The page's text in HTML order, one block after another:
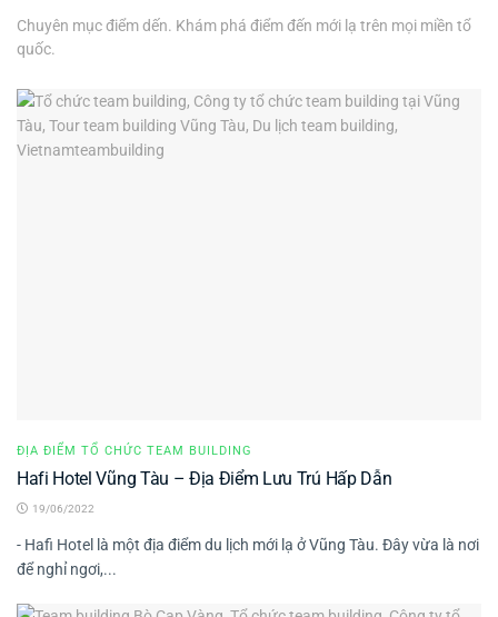
Chuyên mục điểm dến. Khám phá điểm đến mới lạ trên mọi miền tổ
quốc.
ĐỊA ĐIỂM TỔ CHỨC TEAM BUILDING
Hafi Hotel Vũng Tàu – Địa Điểm Lưu Trú Hấp Dẫn
19/06/2022
- Hafi Hotel là một địa điểm du lịch mới lạ ở Vũng Tàu. Đây vừa là nơi
để nghỉ ngơi,...